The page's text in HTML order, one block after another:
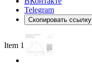
Telegram
Скопировать ссылку
Item 1 of 2